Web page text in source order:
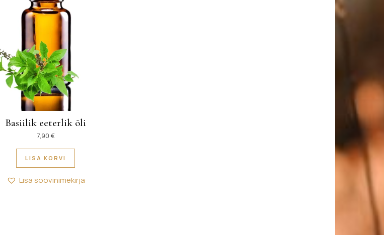
Basiilik eeterlik õli
7,90 €
LISA KORVI
Lisa soovinimekirja